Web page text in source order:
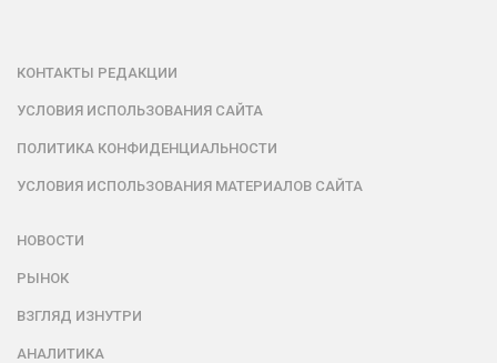
КОНТАКТЫ РЕДАКЦИИ
УСЛОВИЯ ИСПОЛЬЗОВАНИЯ САЙТА
ПОЛИТИКА КОНФИДЕНЦИАЛЬНОСТИ
УСЛОВИЯ ИСПОЛЬЗОВАНИЯ МАТЕРИАЛОВ САЙТА
НОВОСТИ
РЫНОК
ВЗГЛЯД ИЗНУТРИ
АНАЛИТИКА